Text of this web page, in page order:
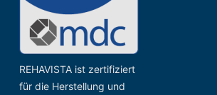
REHAVISTA ist zertifiziert
für die Herstellung und